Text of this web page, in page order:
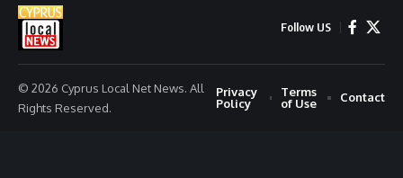
Follow US
© 2026 Cyprus Local Net News. All
Rights Reserved.
Privacy
Policy
Terms
of Use
Contact